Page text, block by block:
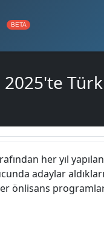
BETA
2025'te
her yıl
adaylar
önlisans